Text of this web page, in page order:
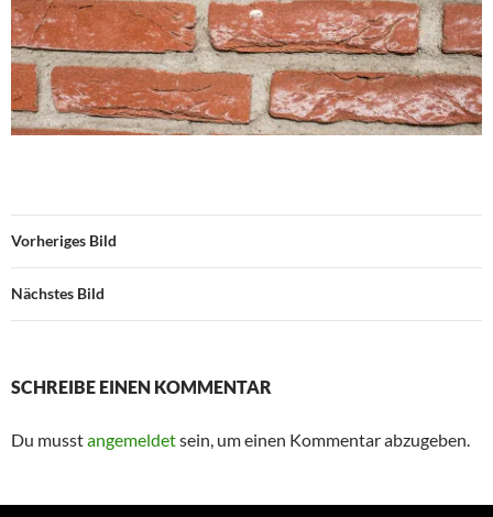
Vorheriges Bild
Nächstes Bild
SCHREIBE EINEN KOMMENTAR
Du musstangemeldetsein, um einen Kommentar abzugeben.